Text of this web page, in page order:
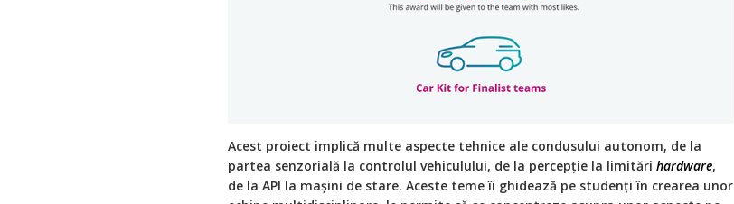
Acest proiect implică multe aspecte tehnice ale condusului autonom, de la
partea senzorială la controlul vehiculului, de la percepție la limitări hardware,
de la API la mașini de stare. Aceste teme îi ghidează pe studenți în crearea unor